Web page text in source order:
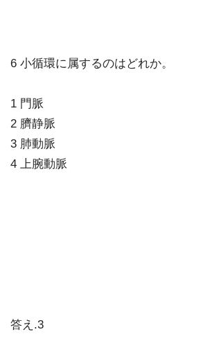
6 小循環に属するのはどれか。
1 門脈
2 臍静脈
3 肺動脈
4 上腕動脈
答え.3